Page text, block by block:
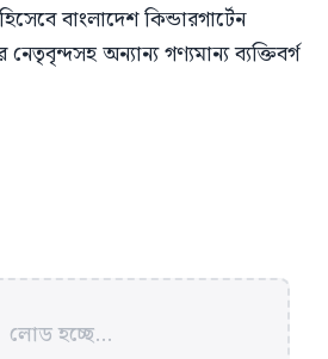
বাংলাদেশ কিন্ডারগার্টেন
অন্যান্য গণ্যমান্য ব্যক্তিবর্গ
লোড হচ্ছে...